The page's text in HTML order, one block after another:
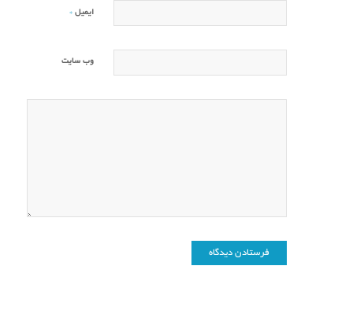
ایمیل *
وب‌ سایت